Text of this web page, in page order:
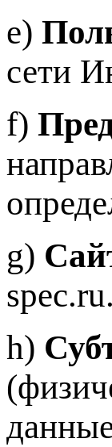
e)
сети
f)
g)
spec.ru.
h)